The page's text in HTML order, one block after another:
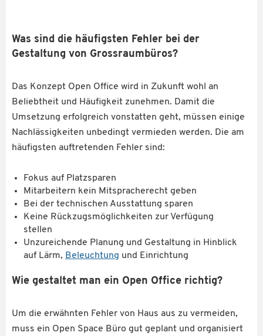
Was sind die häufigsten Fehler bei der
Gestaltung von Grossraumbüros?
Das Konzept Open Office wird in Zukunft wohl an
Beliebtheit und Häufigkeit zunehmen. Damit die
Umsetzung erfolgreich vonstatten geht, müssen einige
Nachlässigkeiten unbedingt vermieden werden. Die am
häufigsten auftretenden Fehler sind:
Fokus auf Platzsparen
Mitarbeitern kein Mitspracherecht geben
Bei der technischen Ausstattung sparen
Keine Rückzugsmöglichkeiten zur Verfügung
stellen
Unzureichende Planung und Gestaltung in Hinblick
auf Lärm, Beleuchtung und Einrichtung
Wie gestaltet man ein Open Office richtig?
Um die erwähnten Fehler von Haus aus zu vermeiden,
muss ein Open Space Büro gut geplant und organisiert